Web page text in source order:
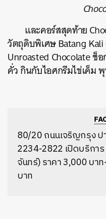
และคอร์สสุดท้าย
วัตถุดิบพิเศษ Batang Kali
Unroasted Chocolate
คั่ว กินกับไอศกรีมไข่เค็ม
80/20ถนนเจริญกรุง ป
2234-2822 เปิดบริกา
จันทร์) ราคา 3,000 บา
บาท